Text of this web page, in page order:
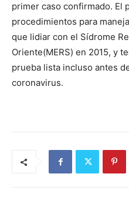
primer caso confirmado. El
procedimientos para
que lidiar con el Sídrome
Oriente(MERS) en 2015, y
prueba lista incluso antes
coronavirus.